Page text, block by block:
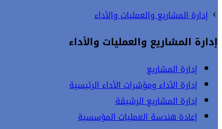
إدارة المشاريع والعمليات والأداء
إدارة المشاريع والعمليات والأداء
إدارة المشاريع
إدارة الأداء ومؤشرات الأداء الرئيسية
إدارة المشاريع الرشيقة
إعادة هندسة العمليات المؤسسية